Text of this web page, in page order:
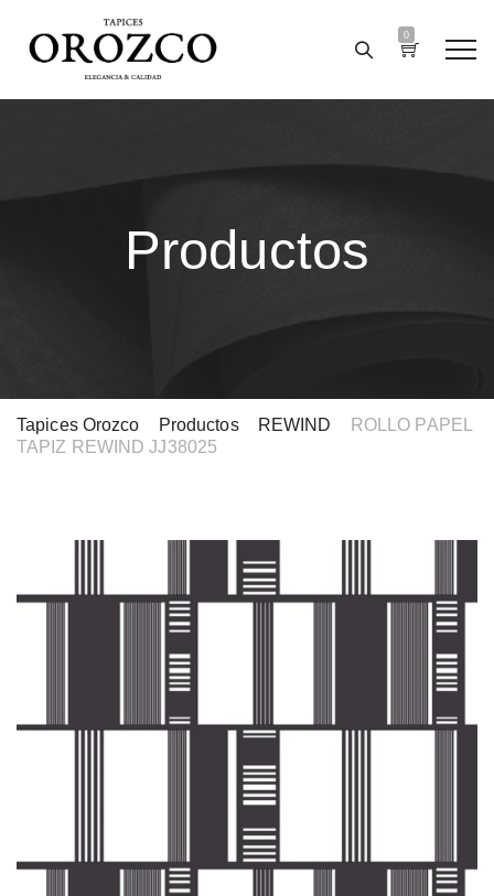
0
Productos
Tapices Orozco Productos> REWIND
ROLLO PAPEL
TAPIZ REWIND JJ38025